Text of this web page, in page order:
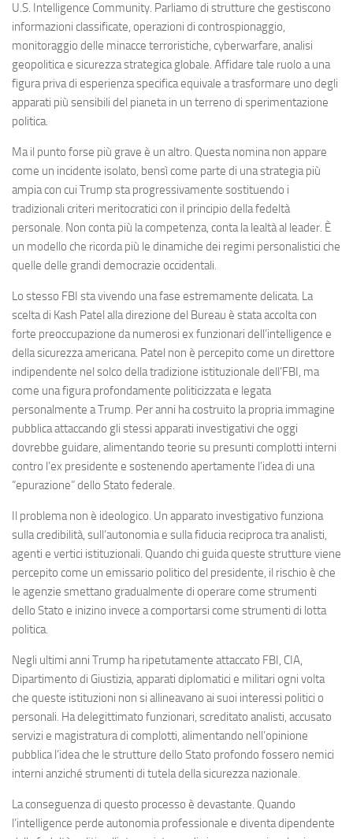
U.S. Intelligence Community. Parliamo di strutture che gestiscono
informazioni classificate, operazioni di controspionaggio,
monitoraggio delle minacce terroristiche, cyberwarfare, analisi
geopolitica e sicurezza strategica globale. Affidare tale ruolo a una
figura priva di esperienza specifica equivale a trasformare uno degli
apparati più sensibili del pianeta in un terreno di sperimentazione
politica.
Ma il punto forse più grave è un altro. Questa nomina non appare
come un incidente isolato, bensì come parte di una strategia più
ampia con cui Trump sta progressivamente sostituendo i
tradizionali criteri meritocratici con il principio della fedeltà
personale. Non conta più la competenza, conta la lealtà al leader. È
un modello che ricorda più le dinamiche dei regimi personalistici che
quelle delle grandi democrazie occidentali.
Lo stesso FBI sta vivendo una fase estremamente delicata. La
scelta di Kash Patel alla direzione del Bureau è stata accolta con
forte preoccupazione da numerosi ex funzionari dell’intelligence e
della sicurezza americana. Patel non è percepito come un direttore
indipendente nel solco della tradizione istituzionale dell’FBI, ma
come una figura profondamente politicizzata e legata
personalmente a Trump. Per anni ha costruito la propria immagine
pubblica attaccando gli stessi apparati investigativi che oggi
dovrebbe guidare, alimentando teorie su presunti complotti interni
contro l’ex presidente e sostenendo apertamente l’idea di una
“epurazione” dello Stato federale.
Il problema non è ideologico. Un apparato investigativo funziona
sulla credibilità, sull’autonomia e sulla fiducia reciproca tra analisti,
agenti e vertici istituzionali. Quando chi guida queste strutture viene
percepito come un emissario politico del presidente, il rischio è che
le agenzie smettano gradualmente di operare come strumenti
dello Stato e inizino invece a comportarsi come strumenti di lotta
politica.
Negli ultimi anni Trump ha ripetutamente attaccato FBI, CIA,
Dipartimento di Giustizia, apparati diplomatici e militari ogni volta
che queste istituzioni non si allineavano ai suoi interessi politici o
personali. Ha delegittimato funzionari, screditato analisti, accusato
servizi e magistratura di complotti, alimentando nell’opinione
pubblica l’idea che le strutture dello Stato profondo fossero nemici
interni anziché strumenti di tutela della sicurezza nazionale.
La conseguenza di questo processo è devastante. Quando
l’intelligence perde autonomia professionale e diventa dipendente